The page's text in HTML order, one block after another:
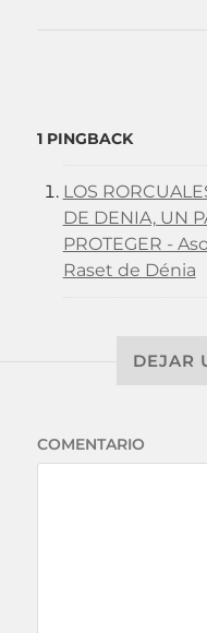
1 PINGBACK
LOS
DE DENIA, UN
PROTEGER -
Raset de Dénia
DEJAR
COMENTARIO